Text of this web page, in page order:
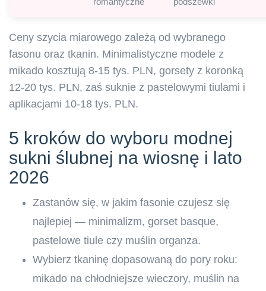
Ceny szycia miarowego zależą od wybranego
fasonu oraz tkanin. Minimalistyczne modele z
mikado kosztują 8-15 tys. PLN, gorsety z koronką
12-20 tys. PLN, zaś suknie z pastelowymi tiulami i
aplikacjami 10-18 tys. PLN.
5 kroków do wyboru modnej
sukni ślubnej na wiosnę i lato
2026
Zastanów się, w jakim fasonie czujesz się
najlepiej — minimalizm, gorset basque,
pastelowe tiule czy muślin organza.
Wybierz tkaninę dopasowaną do pory roku:
mikado na chłodniejsze wieczory, muślin na